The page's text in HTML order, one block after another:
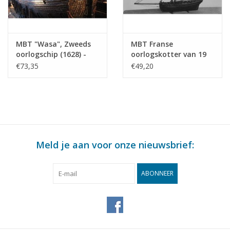
MBT "Wasa", Zweeds
oorlogschip (1628) -
Bouwtekening Schaal 1
€73,35
MBT Franse
oorlogskotter van 19
stukken(begin 19e
€49,20
Meld je aan voor onze nieuwsbrief:
ABONNEER